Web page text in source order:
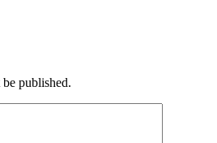
published.